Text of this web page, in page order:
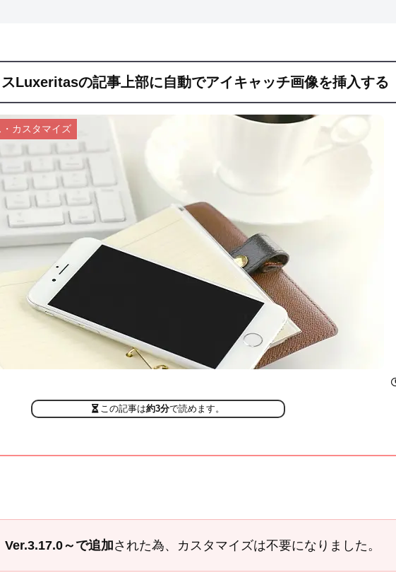
Luxeritasの記事上部に自動でアイキャッチ画像を挿入する
カスタマイズ
この記事は約3分で読めます。
Ver.3.17.0～で追加された為、カスタマイズは不要になりました。